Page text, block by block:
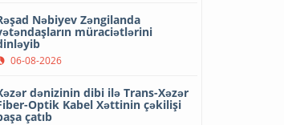
Nəbiyev Zəngilanda
müraciətlərini
06-08-2026
dənizinin dibi ilə Trans-Xəzər
Optik Kabel Xəttinin çəkilişi
çatıb